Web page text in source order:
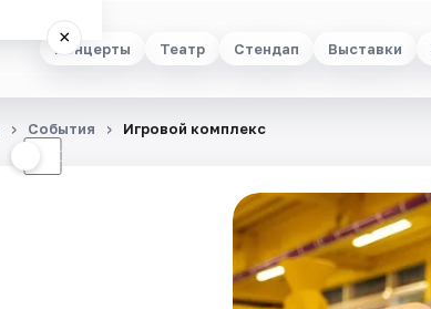
Концерты Театр Стендап Выставки
×
☾
События Игровой комплекс